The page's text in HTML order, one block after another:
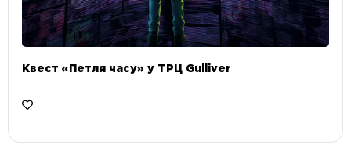
Квест «Петля часу» у ТРЦ Gulliver